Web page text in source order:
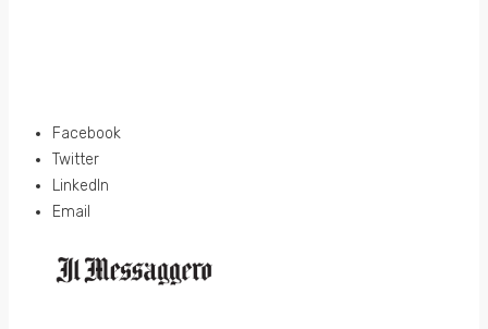
Facebook
Twitter
LinkedIn
Email